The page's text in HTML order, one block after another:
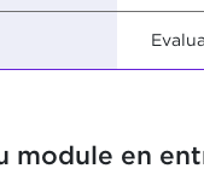
module en